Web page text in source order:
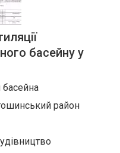
басейну у
басейна
район